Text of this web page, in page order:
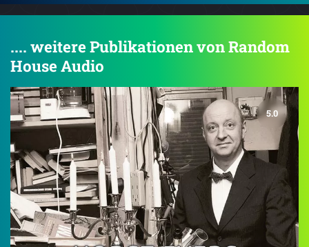
.... weitere Publikationen von Random
House Audio
5.0